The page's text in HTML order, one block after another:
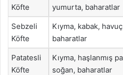
Köfte
yumurta, baharatlar
Sebzeli
Köfte
Kıyma, kabak,
baharatlar
Patatesli
Köfte
Kıyma, haşlanmış
soğan, baharatlar